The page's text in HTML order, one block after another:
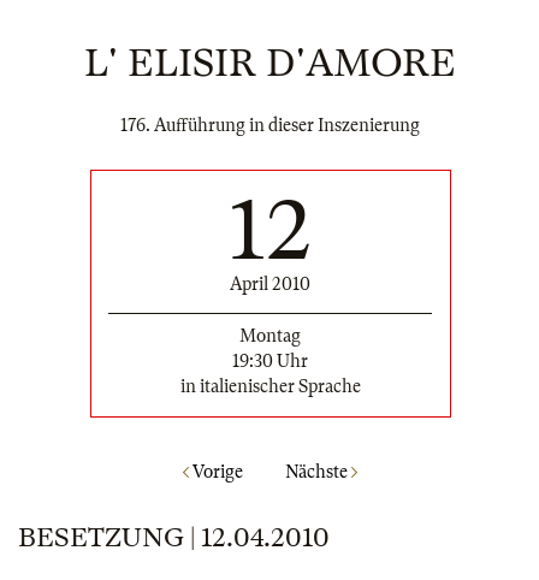
L' ELISIR D'AMORE
176. Aufführung in dieser Inszenierung
12
April 2010
Montag
19:30 Uhr
in italienischer Sprache
Vorige Nächste
BESETZUNG | 12.04.2010